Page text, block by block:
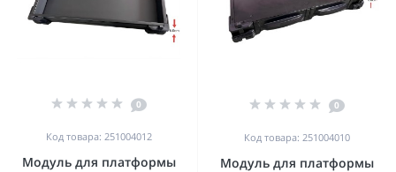
0
Код товара: 251004012
Модуль для платформы
0
Код товара: 251004010
Модуль для платформы